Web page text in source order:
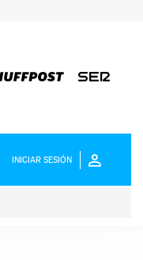
INICIAR SESIÓN